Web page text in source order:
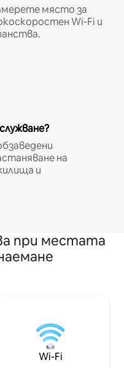
място за
Wi-Fi и
на
и
при местата
Wi-Fi